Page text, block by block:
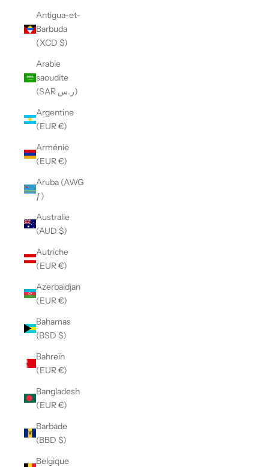
Antigua-et-
Barbuda
(XCD $)
Arabie
saoudite
(SAR ر.س)
Argentine
(EUR €)
Arménie
(EUR €)
Aruba (AWG
ƒ)
Australie
(AUD $)
Autriche
(EUR €)
Azerbaïdjan
(EUR €)
Bahamas
(BSD $)
Bahreïn
(EUR €)
Bangladesh
(EUR €)
Barbade
(BBD $)
Belgique